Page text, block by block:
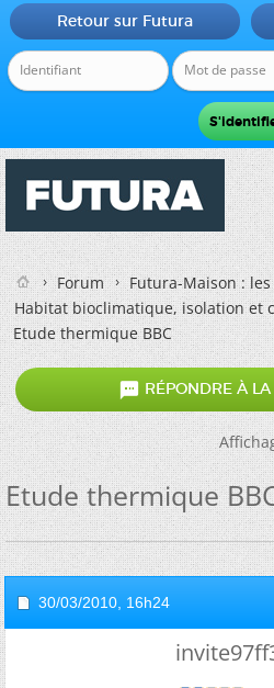
Retour sur Futura
Forum
Futura-Maison :
Habitat bioclimatique, isolation et
Etude thermique BBC
 RÉPONDRE À
Etude thermique
30/03/2010, 16h24